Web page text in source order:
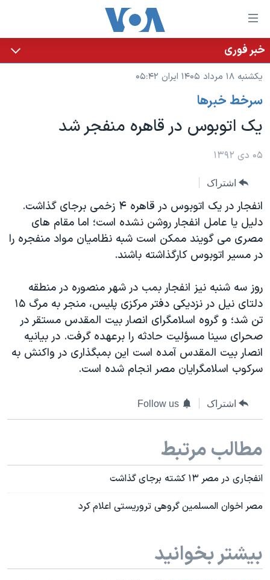
لینکهای
قابل
دسترسی
جهش
محتوای
اصلی
جهش
به
اصلی
جهش
به
جستجو
خانه
نسخه سبک وب‌سایت
موضوع ها
ایران
آمریکا
گزیده‌ها
ویژه برنامه‌ها
ویدیوها
فرهنگ و زندگی
حقوق شهروندی
اقتصادی
علم و فناوری
اسرائیل در جنگ
آرشیو پخش زنده
برنامه های تلویزیونی
جدول برنامه ها
عملیات خشم حماسی
۲۵۰سالگی آمریکا
بایگانی برنامه‌های تلویزیونی
مستندها
انتخابات ریاست جمهوری آمریکا ۲۰۲۴
حمله جمهوری اسلامی به اسرائیل
رمز مهسا
ورزش زنان در ایران
مجموعه مستندهای دادخواهی
دادگاه حمید نوری
چهل سال گروگان‌گیری
نرگس محمدی برنده جایزه نوبل صلح
پخش رادیویی
یادگیری زبان انگلیسی
دنبال کنید
زبانهای مختلف
خبر فوری
یکشنبه ۱۸ مرداد ۱۴۰۵ ایران ۰۵:۴۲
سرخط خبرها
یک اتوبوس در قاهره منفجر شد
۰۵ دی ۱۳۹۲
اشتراک
انفجار در یک اتوبوس در قاهره ۴ زخمی برجای گذاشت.
دلیل یا عامل انفجار روشن نشده است؛ اما مقام های
مصری می گویند ممکن است شبه نظامیان مواد منفجره را
در مسیر اتوبوس کارگذاشته باشند.
روز سه شنبه نیز انفجار بمب در شهر منصوره در منطقه
دلتای نیل در نزدیکی دفتر مرکزی پلیس، منجر به مرگ ۱۵
تن شد؛ و گروه اسلامگرای انصار بیت المقدس مستقر در
صحرای سینا مسؤلیت حادثه را برعهده گرفت. در بیانیه
انصار بیت المقدس آمده است این بمبگذاری در واکنش به
سرکوب اسلامگرایان مصر انجام شده است.
اشتراک Follow us
مطالب مرتبط
انفجاری در مصر ۱۳ کشته برجای گذاشت
مصر اخوان المسلمین گروهی تروریستی اعلام کرد
بیشتر بخوانید